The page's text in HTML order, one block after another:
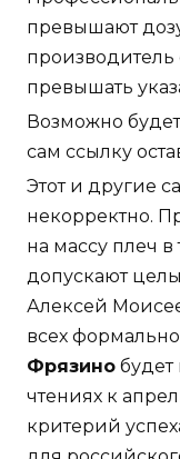
превышают
производитель
превышать
Возможно
сам ссылку
Этот и другие
некорректно.
на массу плеч в
допускают
Алексей
всех
Фрязино будет
чтениях к
критерий